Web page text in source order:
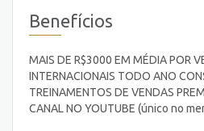
Benefícios
MAIS DE R$3000 EM MÉDIA POR
INTERNACIONAIS TODO ANO
TREINAMENTOS DE VENDAS
CANAL NO YOUTUBE (único no